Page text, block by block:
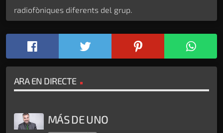
radiofòniques diferents del grup.
ARA EN DIRECTE
MÁS DE UNO